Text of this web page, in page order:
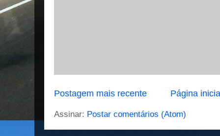
Postagem mais recente Página
Assinar: Postar comentários (Atom)